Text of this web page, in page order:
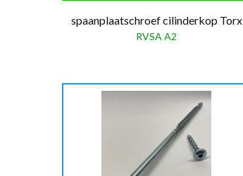
spaanplaatschroef cilinderkop Torx
RVSA A2